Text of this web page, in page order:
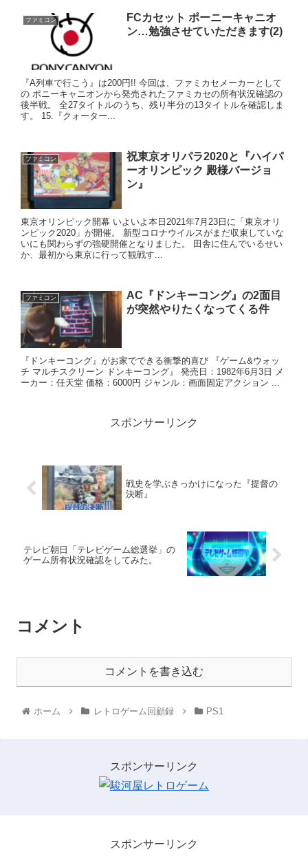
ファミコン
FCカセット ポーニーキャニオ
ン…勉強させていただきます(2)
『A列車で行こう』は200円!! 今回は、ファミカセメーカーとして
の ポニーキャニオンから発売されたファミカセの所有状況確認の
後半戦。 全27タイトルのうち、残り半分の13タイトルを確認しま
す。 15.『クォーター...
ファミコン
祝東京オリパラ2020と『ハイパ
ーオリンピック 殿様バージョ
ン』
東京オリンピック開幕 いよいよ本日2021年7月23日に「東京オリ
ンピック2020」が開催。 新型コロナウイルスがまだ収束していな
いにも関わらずの強硬開催となりました。 田舎に住んでいるせい
か、最初から東京に行って観戦す...
ファミコン
AC『ドンキーコング』の2面目
が突然やりたくなってくる件
『ドンキーコング』がお家でできる衝撃的喜び 『ゲーム&ウォッ
チ マルチスクリーン ドンキーコング』 発売日：1982年6月3日 メ
ーカー：任天堂 価格：6000円 ジャンル：画面固定アクション ...
スポンサーリンク
戦史を学ぶきっかけになった『提督の
決断』
テレビ朝日「テレビゲーム総選挙」の
ゲーム所有状況確認をしてみた。
コメント
コメントを書き込む
ホーム レトロゲーム回顧録 PS1
スポンサーリンク
スポンサーリンク